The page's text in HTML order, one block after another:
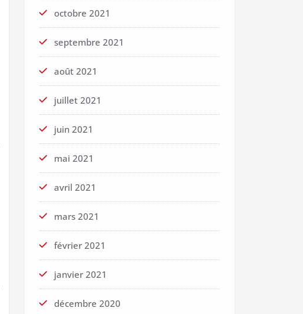
octobre 2021
septembre 2021
août 2021
juillet 2021
juin 2021
mai 2021
avril 2021
mars 2021
février 2021
janvier 2021
décembre 2020